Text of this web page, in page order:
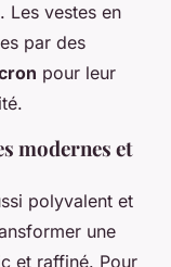
Les vestes en
par des
pour leur
modernes et
polyvalent et
une
et raffiné. Pour